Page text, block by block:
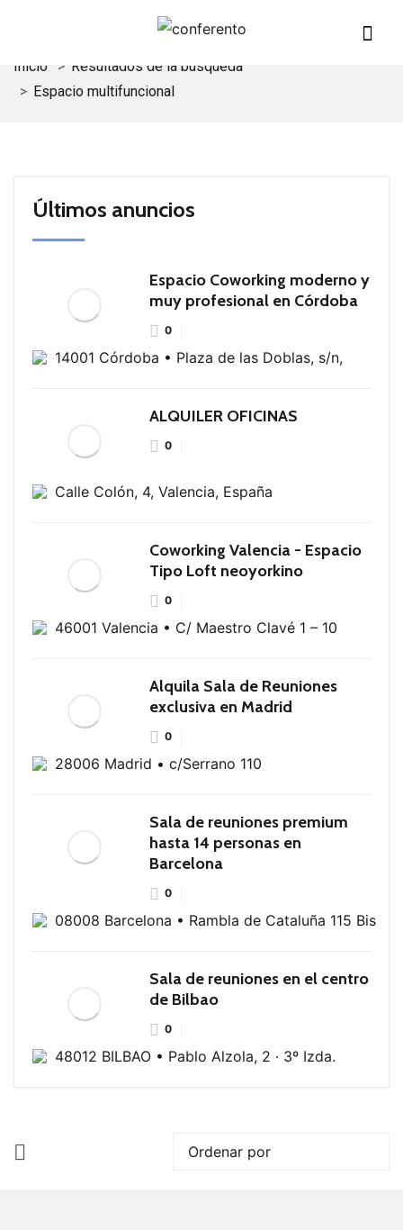
Inicio
Resultados de la búsqueda
Espacio multifuncional
Últimos anuncios
Espacio Coworking moderno y
muy profesional en Córdoba
0
14001 Córdoba • Plaza de las Doblas, s/n,
ALQUILER OFICINAS
0
Calle Colón, 4, Valencia, España
Coworking Valencia - Espacio
Tipo Loft neoyorkino
0
46001 Valencia • C/ Maestro Clavé 1 – 10
Alquila Sala de Reuniones
exclusiva en Madrid
0
28006 Madrid • c/Serrano 110
Sala de reuniones premium
hasta 14 personas en
Barcelona
0
08008 Barcelona • Rambla de Cataluña 115 Bis
Sala de reuniones en el centro
de Bilbao
0
48012 BILBAO • Pablo Alzola, 2 · 3º Izda.